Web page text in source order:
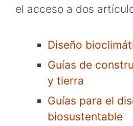
el acceso a dos
Diseño
Guías de
y tierra
Guías para el
biosustentable